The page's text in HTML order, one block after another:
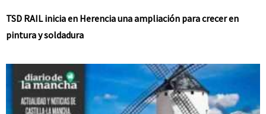
TSD RAIL inicia en Herencia una ampliación para crecer en
pintura y soldadura